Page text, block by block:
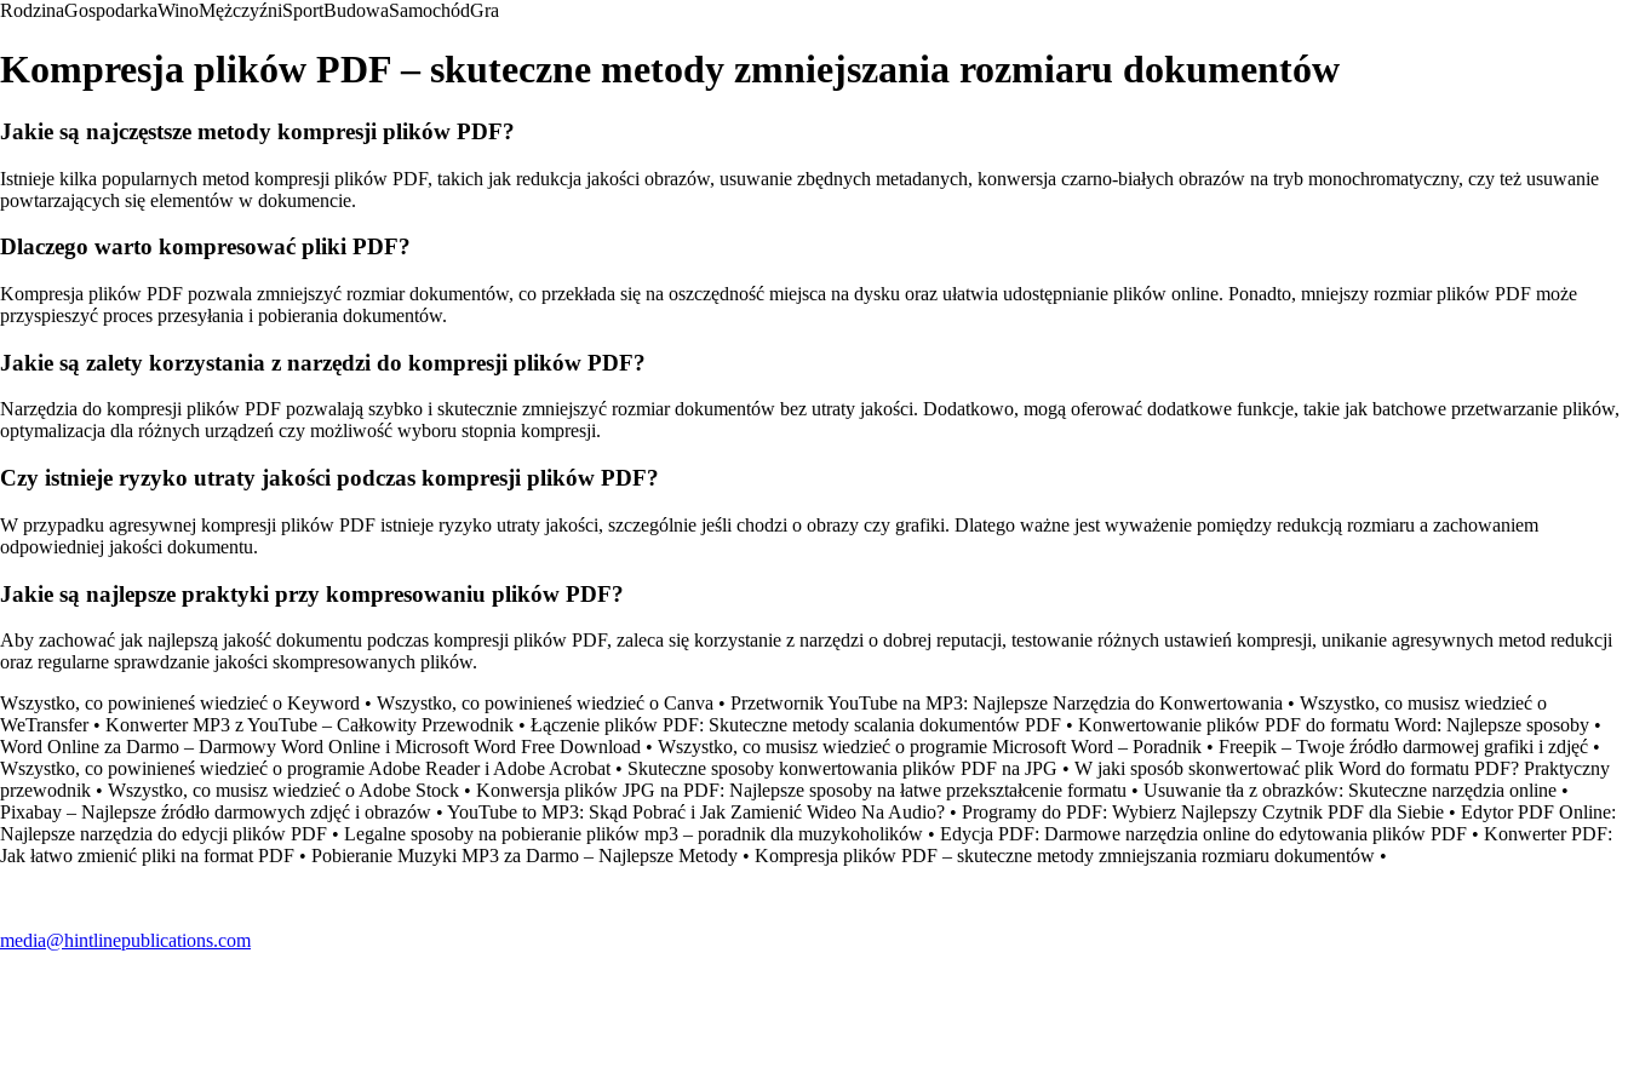
RodzinaGospodarkaWinoMężczyźniSportBudowaSamochódGra
Kompresja plików PDF – skuteczne metody zmniejszania rozmiaru dokumentów
Jakie są najczęstsze metody kompresji plików PDF?
Istnieje kilka popularnych metod kompresji plików PDF, takich jak redukcja jakości obrazów, usuwanie zbędnych metadanych, konwersja czarno-białych obrazów na tryb monochromatyczny, czy też usuwanie
powtarzających się elementów w dokumencie.
Dlaczego warto kompresować pliki PDF?
Kompresja plików PDF pozwala zmniejszyć rozmiar dokumentów, co przekłada się na oszczędność miejsca na dysku oraz ułatwia udostępnianie plików online. Ponadto, mniejszy rozmiar plików PDF może
przyspieszyć proces przesyłania i pobierania dokumentów.
Jakie są zalety korzystania z narzędzi do kompresji plików PDF?
Narzędzia do kompresji plików PDF pozwalają szybko i skutecznie zmniejszyć rozmiar dokumentów bez utraty jakości. Dodatkowo, mogą oferować dodatkowe funkcje, takie jak batchowe przetwarzanie plików,
optymalizacja dla różnych urządzeń czy możliwość wyboru stopnia kompresji.
Czy istnieje ryzyko utraty jakości podczas kompresji plików PDF?
W przypadku agresywnej kompresji plików PDF istnieje ryzyko utraty jakości, szczególnie jeśli chodzi o obrazy czy grafiki. Dlatego ważne jest wyważenie pomiędzy redukcją rozmiaru a zachowaniem
odpowiedniej jakości dokumentu.
Jakie są najlepsze praktyki przy kompresowaniu plików PDF?
Aby zachować jak najlepszą jakość dokumentu podczas kompresji plików PDF, zaleca się korzystanie z narzędzi o dobrej reputacji, testowanie różnych ustawień kompresji, unikanie agresywnych metod redukcji
oraz regularne sprawdzanie jakości skompresowanych plików.
Wszystko, co powinieneś wiedzieć o Keyword • Wszystko, co powinieneś wiedzieć o Canva • Przetwornik YouTube na MP3: Najlepsze Narzędzia do Konwertowania • Wszystko, co musisz wiedzieć o
WeTransfer• Konwerter MP3 z YouTube – Całkowity Przewodnik • Łączenie plików PDF: Skuteczne metody scalania dokumentów PDF • Konwertowanie plików PDF do formatu Word: Najlepsze sposoby •
Word Online za Darmo – Darmowy Word Online i Microsoft Word Free Download • Wszystko, co musisz wiedzieć o programie Microsoft Word – Poradnik • Freepik – Twoje źródło darmowej grafiki i zdjęć •
Wszystko, co powinieneś wiedzieć o programie Adobe Reader i Adobe Acrobat • Skuteczne sposoby konwertowania plików PDF na JPG • W jaki sposób skonwertować plik Word do formatu PDF? Praktyczny
przewodnik • Wszystko, co musisz wiedzieć o Adobe Stock • Konwersja plików JPG na PDF: Najlepsze sposoby na łatwe przekształcenie formatu • Usuwanie tła z obrazków: Skuteczne narzędzia online •
Pixabay – Najlepsze źródło darmowych zdjęć i obrazów • YouTube to MP3: Skąd Pobrać i Jak Zamienić Wideo Na Audio? • Programy do PDF: Wybierz Najlepszy Czytnik PDF dla Siebie • Edytor PDF Online:
Najlepsze narzędzia do edycji plików PDF • Legalne sposoby na pobieranie plików mp3 – poradnik dla muzykoholików • Edycja PDF: Darmowe narzędzia online do edytowania plików PDF • Konwerter PDF:
Jak łatwo zmienić pliki na format PDF • Pobieranie Muzyki MP3 za Darmo – Najlepsze Metody • Kompresja plików PDF – skuteczne metody zmniejszania rozmiaru dokumentów •
media@hintlinepublications.com